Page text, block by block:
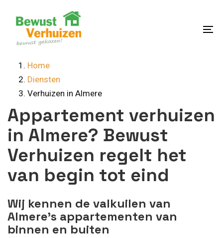
content
Home
Diensten
Verhuizen in Almere
Appartement verhuizen
in Almere? Bewust
Verhuizen regelt het
van begin tot eind
Wij kennen de valkuilen van
Almere’s appartementen van
binnen en buiten